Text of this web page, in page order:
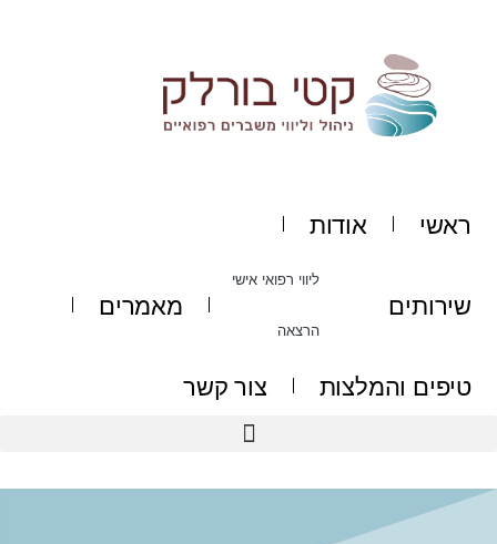
ראשי אודות
שירותים
ליווי רפואי אישי
הרצאה
מאמרים
טיפים והמלצות צור קשר